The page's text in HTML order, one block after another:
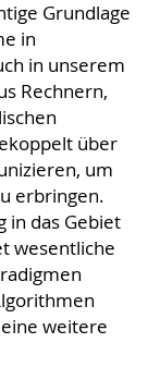
Grundlage
in
in unserem
Rechnern,
über
um
erbringen.
in das Gebiet
wesentliche
weitere